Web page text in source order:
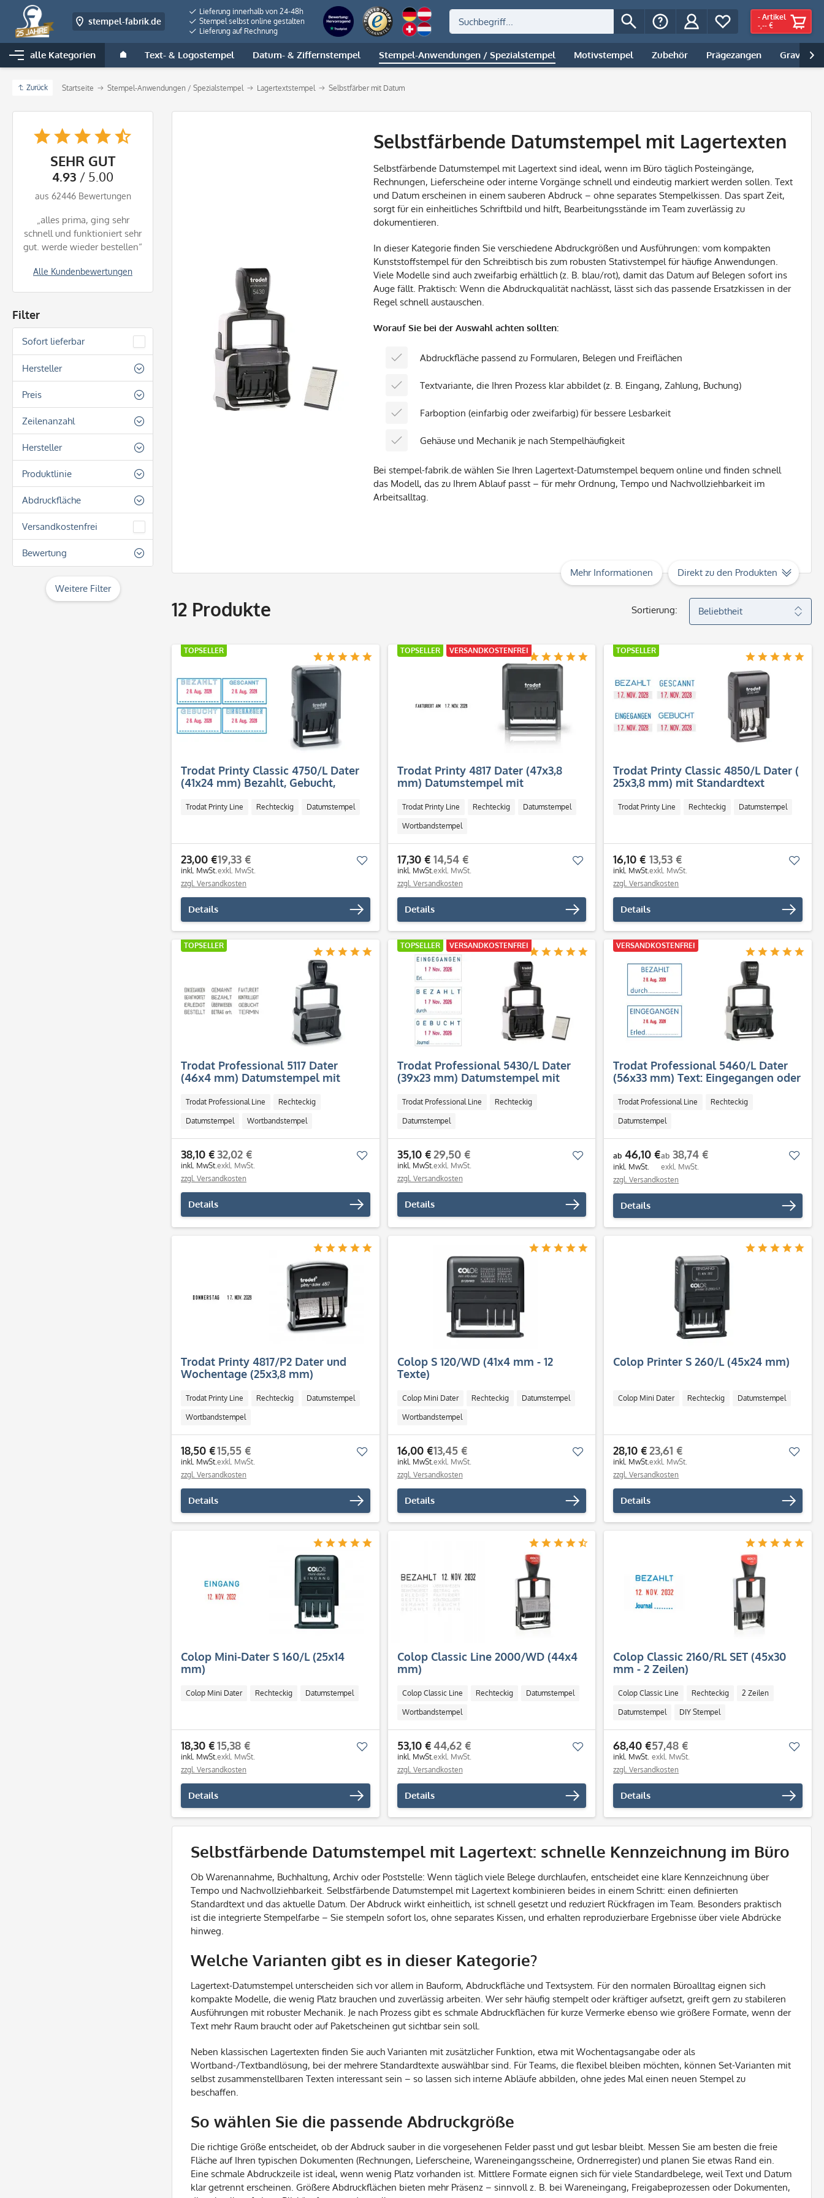
stempel-fabrik.de
Lieferung innerhalb von 24-48h
Stempel selbst online gestalten
Lieferung auf Rechnung
- Artikel
-,-- €
alle Kategorien Text- & Logostempel Datum- & Ziffernstempel Stempel-Anwendungen / Spezialstempel Motivstempel Zubehör Prägezangen Gravur |

Zurück Startseite Stempel-Anwendungen / Spezialstempel Lagertextstempel Selbstfärber mit Datum
SEHR GUT
4.93 / 5.00
aus 62446 Bewertungen
Alle Kundenbewertungen
„alles prima, ging sehr
schnell und funktioniert sehr
gut. werde wieder bestellen“
Filter
Sofort lieferbar
Hersteller
Colop
Trodat
Preis
von16,00 €bis68,40 €
Zeilenanzahl
2 Zeilen
Hersteller
Colop
Trodat
Produktlinie
Colop Classic Line
Colop Mini Dater
Trodat Professional Line
Abdruckfläche
Rechteckig
Versandkostenfrei
Bewertung
& mehr
Weitere Filter
Selbstfärbende Datumstempel mit Lagertexten
Selbstfärbende Datumstempel mit Lagertext sind ideal, wenn im Büro täglich Posteingänge,
Rechnungen, Lieferscheine oder interne Vorgänge schnell und eindeutig markiert werden sollen. Text
und Datum erscheinen in einem sauberen Abdruck – ohne separates Stempelkissen. Das spart Zeit,
sorgt für ein einheitliches Schriftbild und hilft, Bearbeitungsstände im Team zuverlässig zu
dokumentieren.
In dieser Kategorie finden Sie verschiedene Abdruckgrößen und Ausführungen: vom kompakten
Kunststoffstempel für den Schreibtisch bis zum robusten Stativstempel für häufige Anwendungen.
Viele Modelle sind auch zweifarbig erhältlich (z. B. blau/rot), damit das Datum auf Belegen sofort ins
Auge fällt. Praktisch: Wenn die Abdruckqualität nachlässt, lässt sich das passende Ersatzkissen in der
Regel schnell austauschen.
Worauf Sie bei der Auswahl achten sollten:
Abdruckfläche passend zu Formularen, Belegen und Freiflächen
Textvariante, die Ihren Prozess klar abbildet (z. B. Eingang, Zahlung, Buchung)
Farboption (einfarbig oder zweifarbig) für bessere Lesbarkeit
Gehäuse und Mechanik je nach Stempelhäufigkeit
Bei stempel-fabrik.de wählen Sie Ihren Lagertext-Datumstempel bequem online und finden schnell
das Modell, das zu Ihrem Ablauf passt – für mehr Ordnung, Tempo und Nachvollziehbarkeit im
Arbeitsalltag.
Mehr Informationen Direkt zu den Produkten
12 Produkte Sortierung:
TOPSELLER
Trodat Printy Classic 4750/L Dater
(41x24 mm) Bezahlt, Gebucht,
(Datumstempe
Trodat Printy Line Rechteckig Datumstempel
23,00 €
inkl. MwSt.
19,33 €
exkl. MwSt.
zzgl. Versandkosten
Details
Merken
TOPSELLER VERSANDKOSTENFREI
Trodat Printy 4817 Dater (47x3,8
mm) Datumstempel mit
Trodat Printy Line Rechteckig Datumstempel
Wortbandstempel
17,30 €
inkl. MwSt.
14,54 €
exkl. MwSt.
zzgl. Versandkosten
Details
Merken
TOPSELLER
Trodat Printy Classic 4850/L Dater (
25x3,8 mm) mit Standardtext
Trodat Printy Line Rechteckig Datumstempel
16,10 €
inkl. MwSt.
13,53 €
exkl. MwSt.
zzgl. Versandkosten
Details
TOPSELLER
Trodat Professional 5117 Dater
(46x4 mm) Datumstempel mit
Trodat Professional Line Rechteckig
Datumstempel Wortbandstempel
38,10 €
inkl. MwSt.
32,02 €
exkl. MwSt.
zzgl. Versandkosten
Details
Merken
TOPSELLER VERSANDKOSTENFREI
Trodat Professional 5430/L Dater
(39x23 mm) Datumstempel mit
GEBUCHT
Trodat Professional Line Rechteckig
Datumstempel
35,10 €
inkl. MwSt.
29,50 €
exkl. MwSt.
zzgl. Versandkosten
Details
Merken
VERSANDKOSTENFREI
Trodat Professional 5460/L Dater
(56x33 mm) Text: Eingegangen oder
Trodat Professional Line Rechteckig
Datumstempel
ab 46,10 €
inkl. MwSt.
ab 38,74 €
exkl. MwSt.
zzgl. Versandkosten
Details
Trodat Printy 4817/P2 Dater und
Wochentage (25x3,8 mm)
Trodat Printy Line Rechteckig Datumstempel
Wortbandstempel
18,50 €
inkl. MwSt.
15,55 €
exkl. MwSt.
zzgl. Versandkosten
Details
Merken
Colop S 120/WD (41x4 mm - 12
Texte)
Colop Mini Dater Rechteckig Datumstempel
Wortbandstempel
16,00 €
inkl. MwSt.
13,45 €
exkl. MwSt.
zzgl. Versandkosten
Details
Merken
Colop Printer S 260/L (45x24 mm)
Colop Mini Dater Rechteckig Datumstempel
28,10 €
inkl. MwSt.
23,61 €
exkl. MwSt.
zzgl. Versandkosten
Details
Colop Mini-Dater S 160/L (25x14
mm)
Colop Mini Dater Rechteckig Datumstempel
18,30 €
inkl. MwSt.
15,38 €
exkl. MwSt.
zzgl. Versandkosten
Details
Merken
Colop Classic Line 2000/WD (44x4
mm)
Colop Classic Line Rechteckig Datumstempel
Wortbandstempel
53,10 €
inkl. MwSt.
44,62 €
exkl. MwSt.
zzgl. Versandkosten
Details
Merken
Colop Classic 2160/RL SET (45x30
mm - 2 Zeilen)
Colop Classic Line Rechteckig 2 Zeilen
Datumstempel DIY Stempel
68,40 €
inkl. MwSt.
57,48 €
exkl. MwSt.
zzgl. Versandkosten
Details
Selbstfärbende Datumstempel mit Lagertext: schnelle Kennzeichnung im Büro
Ob Warenannahme, Buchhaltung, Archiv oder Poststelle: Wenn täglich viele Belege durchlaufen, entscheidet eine klare Kennzeichnung über
Tempo und Nachvollziehbarkeit. Selbstfärbende Datumstempel mit Lagertext kombinieren beides in einem Schritt: einen definierten
Standardtext und das aktuelle Datum. Der Abdruck wirkt einheitlich, ist schnell gesetzt und reduziert Rückfragen im Team. Besonders praktisch
ist die integrierte Stempelfarbe – Sie stempeln sofort los, ohne separates Kissen, und erhalten reproduzierbare Ergebnisse über viele Abdrücke
hinweg.
Welche Varianten gibt es in dieser Kategorie?
Lagertext-Datumstempel unterscheiden sich vor allem in Bauform, Abdruckfläche und Textsystem. Für den normalen Büroalltag eignen sich
kompakte Modelle, die wenig Platz brauchen und zuverlässig arbeiten. Wer sehr häufig stempelt oder kräftiger aufsetzt, greift gern zu stabileren
Ausführungen mit robuster Mechanik. Je nach Prozess gibt es schmale Abdruckflächen für kurze Vermerke ebenso wie größere Formate, wenn der
Text mehr Raum braucht oder auf Paketscheinen gut sichtbar sein soll.
Neben klassischen Lagertexten finden Sie auch Varianten mit zusätzlicher Funktion, etwa mit Wochentagsangabe oder als
Wortband-/Textbandlösung, bei der mehrere Standardtexte auswählbar sind. Für Teams, die flexibel bleiben möchten, können Set-Varianten mit
selbst zusammenstellbaren Texten interessant sein – so lassen sich interne Abläufe abbilden, ohne jedes Mal einen neuen Stempel zu
beschaffen.
So wählen Sie die passende Abdruckgröße
Die richtige Größe entscheidet, ob der Abdruck sauber in die vorgesehenen Felder passt und gut lesbar bleibt. Messen Sie am besten die freie
Fläche auf Ihren typischen Dokumenten (Rechnungen, Lieferscheine, Wareneingangsscheine, Ordnerregister) und planen Sie etwas Rand ein.
Eine schmale Abdruckzeile ist ideal, wenn wenig Platz vorhanden ist. Mittlere Formate eignen sich für viele Standardbelege, weil Text und Datum
klar getrennt erscheinen. Größere Abdruckflächen bieten mehr Präsenz – sinnvoll z. B. bei Wareneingang, Freigabeprozessen oder Dokumenten,